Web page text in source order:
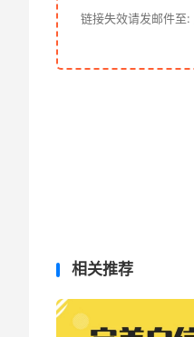
链接失效请发邮件至:
相关推荐